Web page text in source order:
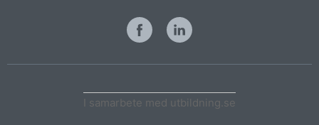
I samarbete med utbildning.se